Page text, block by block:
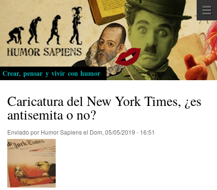
Pasar
al
contenido
principal
Crear, pensar y vivir con humor
Caricatura del New York Times, ¿es
antisemita o no?
Enviado por Humor Sapiensel Dom, 05/05/2019 - 16:51